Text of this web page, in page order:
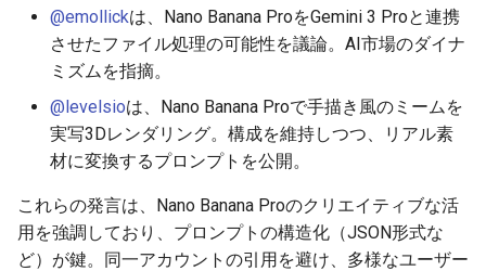
2026-06-11
2026-06-09
2026-06-07
2025-11-26
2025-11-24
2025-11-22
2026-06-11
2026-06-09
2026-06-07
2025-11-26
2025-11-24
2025-11-22
2026-06-08
2026-06-07
2026-06-06
2026-06-04
2026-06-09
2026-06-06
2026-06-04
2025-11-26
2025-11-24
2025-11-22
2026-06-11
2026-06-09
2026-06-07
2026-06-05
2026-06-03
2026-06-01
@emollickは、Nano Banana ProをGemini 3 Proと連携
させたファイル処理の可能性を議論。AI市場のダイナ
ミズムを指摘。
@levelsioは、Nano Banana Proで手描き風のミームを
実写3Dレンダリング。構成を維持しつつ、リアル素
材に変換するプロンプトを公開。
これらの発言は、Nano Banana Proのクリエイティブな活
用を強調しており、プロンプトの構造化（JSON形式な
ど）が鍵。同一アカウントの引用を避け、多様なユーザー